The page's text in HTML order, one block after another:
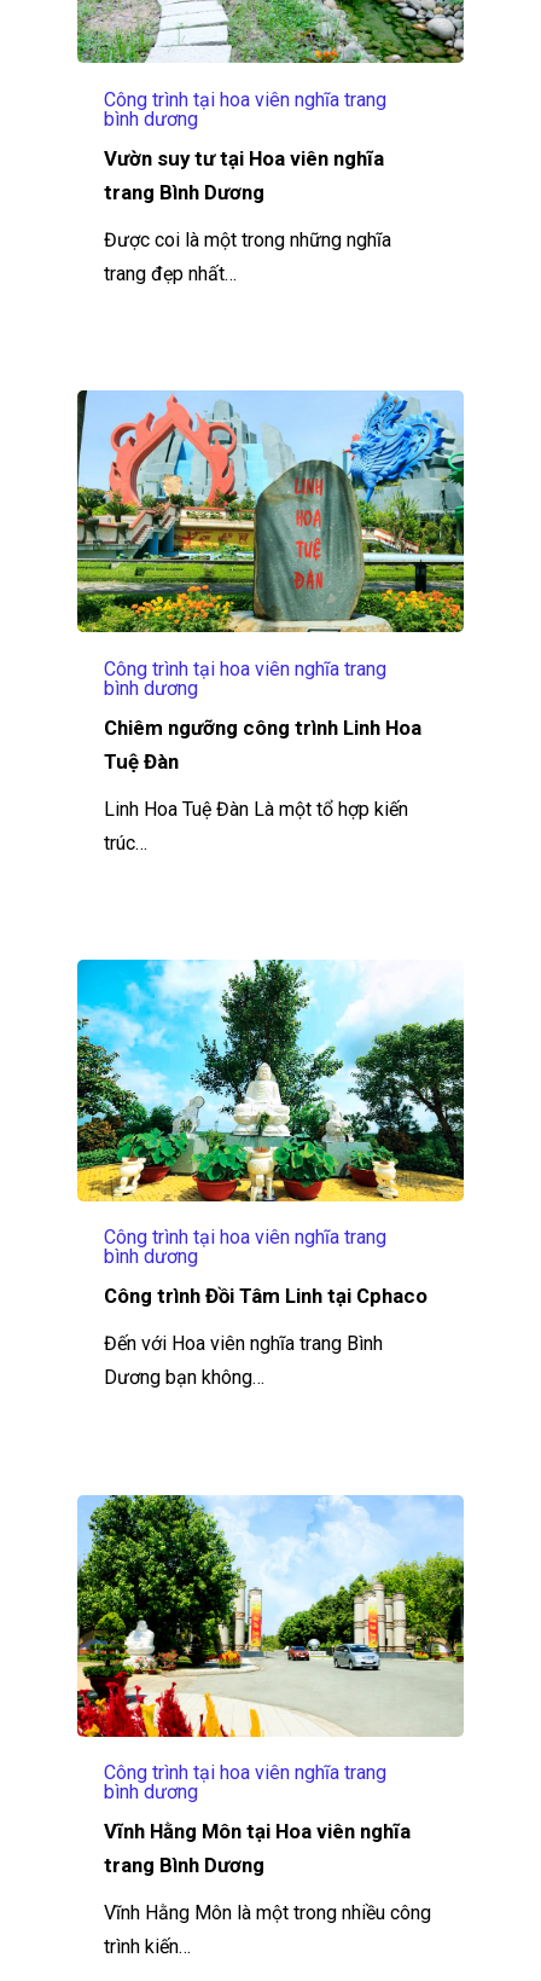
Công trình tại hoa viên nghĩa trang
bình dương
Vườn suy tư tại Hoa viên nghĩa
trang Bình Dương
Được coi là một trong những nghĩa
trang đẹp nhất…
Công trình tại hoa viên nghĩa trang
bình dương
Chiêm ngưỡng công trình Linh Hoa
Tuệ Đàn
Linh Hoa Tuệ Đàn Là một tổ hợp kiến
trúc…
Công trình tại hoa viên nghĩa trang
bình dương
Công trình Đồi Tâm Linh tại Cphaco
Đến với Hoa viên nghĩa trang Bình
Dương bạn không…
Công trình tại hoa viên nghĩa trang
bình dương
Vĩnh Hằng Môn tại Hoa viên nghĩa
trang Bình Dương
Vĩnh Hằng Môn là một trong nhiều công
trình kiến…